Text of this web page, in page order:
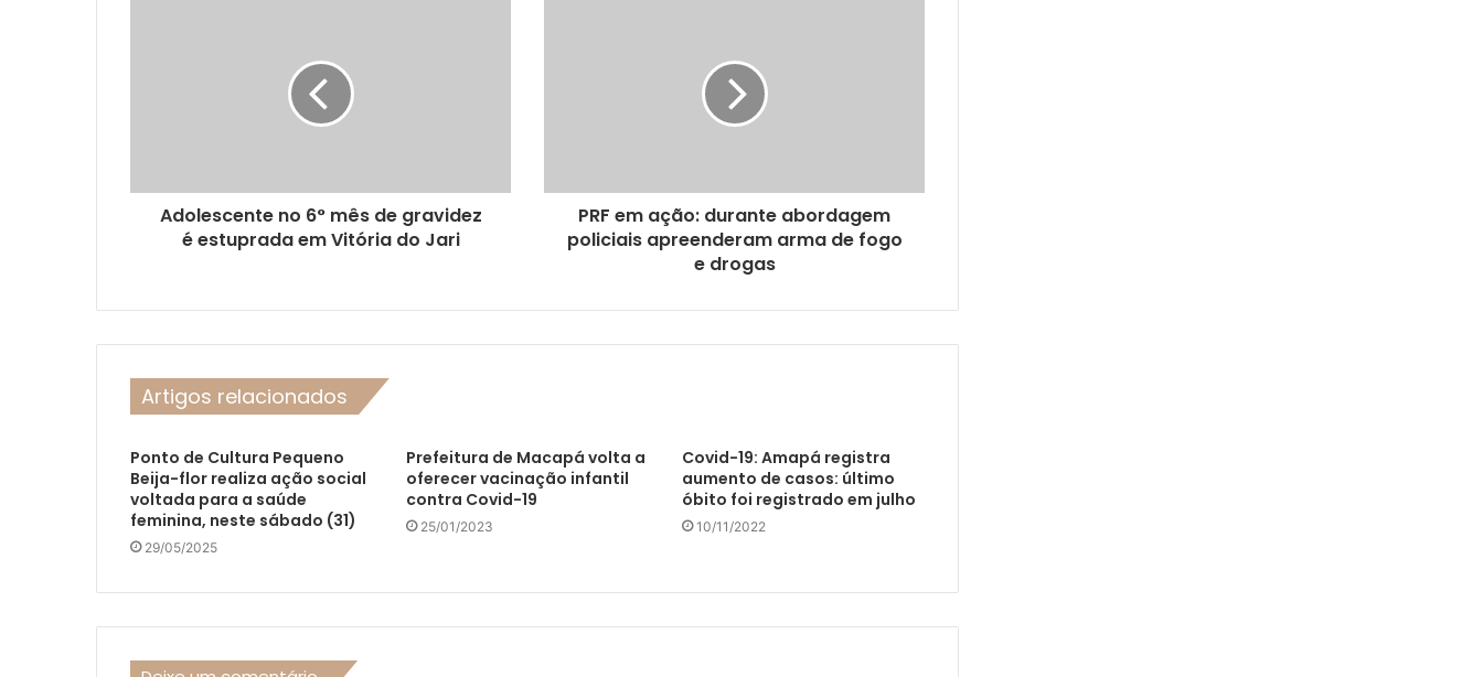
Adolescente no 6° mês de gravidez
é estuprada em Vitória do Jari
PRF em ação: durante abordagem
policiais apreenderam arma de fogo
e drogas
Artigos relacionados
Ponto de Cultura Pequeno
Beija-flor realiza ação social
voltada para a saúde
feminina, neste sábado (31)
29/05/2025
Prefeitura de Macapá volta a
oferecer vacinação infantil
contra Covid-19
25/01/2023
Covid-19: Amapá registra
aumento de casos: último
óbito foi registrado em julho
10/11/2022